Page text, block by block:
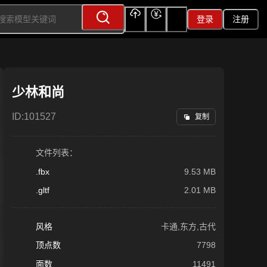
登录 注册
少林和尚
ID:101527 复制
文件列表：
.fbx
9.53 MB
.gltf
2.01 MB
风格
卡通,东方,古代
顶点数
7798
面数
11491